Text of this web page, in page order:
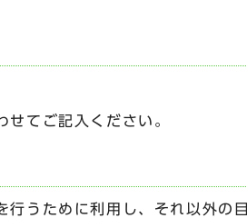
てご記入ください。
行うために利用し、それ以外の目